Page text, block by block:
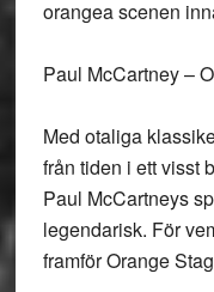
orangea scenen
Paul McCartney –
Med otaliga
från tiden i ett visst
Paul McCartneys
legendarisk. För
framför Orange